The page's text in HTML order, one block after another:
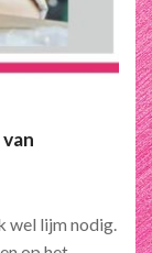
wel lijm nodig.